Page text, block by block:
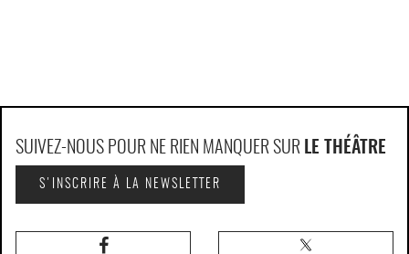
SUIVEZ-NOUS POUR NE RIEN MANQUER SUR LE THÉÂTRE
S'INSCRIRE À LA NEWSLETTER